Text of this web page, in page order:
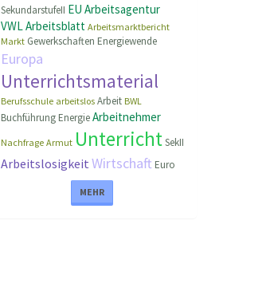
SekundarstufeII EU Arbeitsagentur
VWL Arbeitsblatt Arbeitsmarktbericht
Markt Gewerkschaften Energiewende
Europa
Unterrichtsmaterial
Berufsschule arbeitslos Arbeit BWL
Buchführung Energie Arbeitnehmer
Nachfrage Armut Unterricht SekII
Arbeitslosigkeit Wirtschaft Euro
MEHR